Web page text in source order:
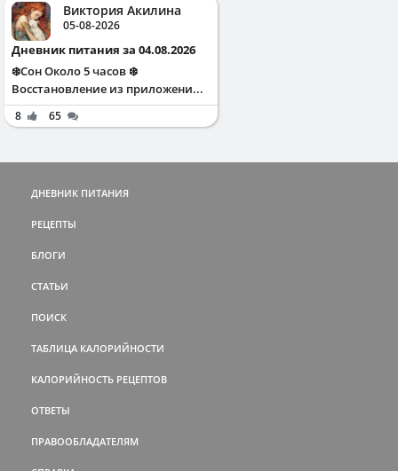
Виктория Акилина
05-08-2026
Дневник питания за 04.08.2026
❄️Сон Около 5 часов ❄️
Восстановление из приложени...
8 65
ДНЕВНИК ПИТАНИЯ
РЕЦЕПТЫ
БЛОГИ
СТАТЬИ
ПОИСК
ТАБЛИЦА КАЛОРИЙНОСТИ
КАЛОРИЙНОСТЬ РЕЦЕПТОВ
ОТВЕТЫ
ПРАВООБЛАДАТЕЛЯМ